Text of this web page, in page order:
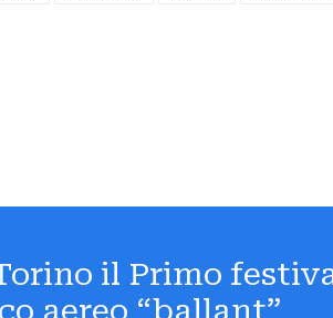
il Primo
aereo “ballant”